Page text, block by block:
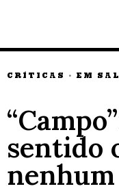
CRÍTICAS · EM
sentido
nenhum